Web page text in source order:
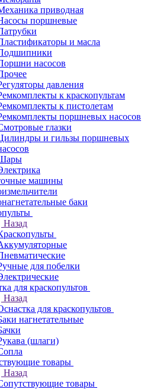
приводная
поршневые
и масла
насосов
давления
к краскопультам
к пистолетам
поршневых насосов
глазки
и гильзы поршневых
машины
баки
Назад
для побелки
для краскопультов
Назад
для краскопультов
нагнетательные
(шлаги)
товары
Назад
товары